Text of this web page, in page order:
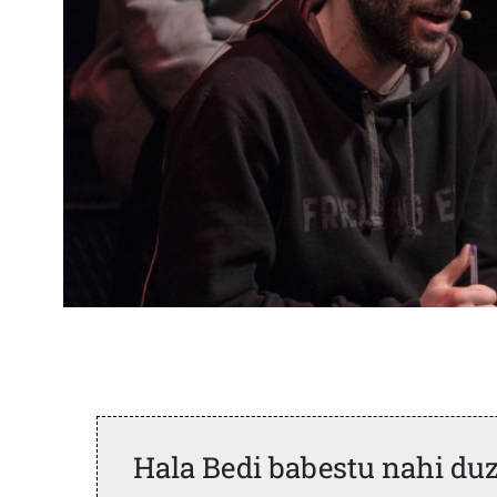
Hala Bedi babestu nahi